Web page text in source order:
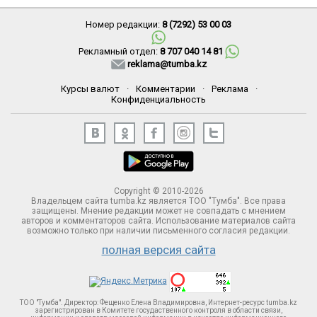
Номер редакции: 8 (7292) 53 00 03
Рекламный отдел: 8 707 040 14 81
reklama@tumba.kz
Курсы валют · Комментарии · Реклама
·
Конфиденциальность
Copyright © 2010-2026
Владельцем сайта tumba.kz является ТОО "Тумба". Все права
защищены. Мнение редакции может не совпадать с мнением
авторов и комментаторов сайта. Использование материалов сайта
возможно только при наличии письменного согласия редакции.
полная версия сайта
ТОО "Тумба". Директор: Фещенко Елена Владимировна, Интернет-ресурс tumba.kz
зарегистрирован в Комитете госудаственного контроля в области связи,